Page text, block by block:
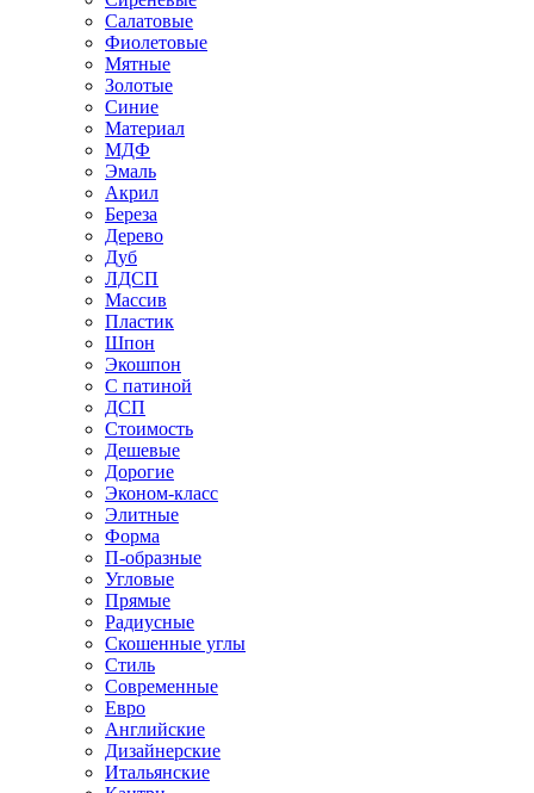
Салатовые
Фиолетовые
Мятные
Золотые
Синие
Материал
МДФ
Эмаль
Акрил
Береза
Дерево
Дуб
ЛДСП
Массив
Пластик
Шпон
Экошпон
С патиной
ДСП
Стоимость
Дешевые
Дорогие
Эконом-класс
Элитные
Форма
П-образные
Угловые
Прямые
Радиусные
Скошенные углы
Стиль
Современные
Евро
Английские
Дизайнерские
Итальянские